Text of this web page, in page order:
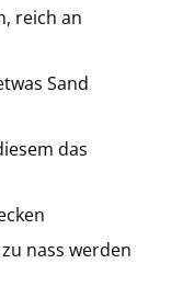
reich an
Sand
das
nass werden